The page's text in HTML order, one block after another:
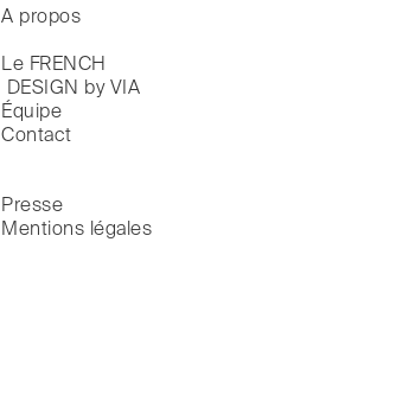
A propos
Le FRENCH
DESIGN by VIA
Équipe
Contact
Presse
Mentions légales